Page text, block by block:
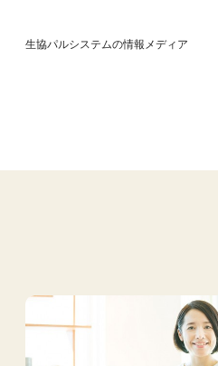
生協パルシステムの情報メディア